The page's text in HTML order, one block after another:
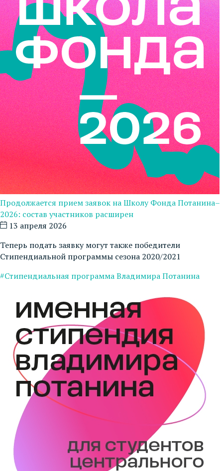
Продолжается прием заявок на Школу Фонда Потанина–
2026: состав участников расширен
13 апреля 2026
Теперь подать заявку могут также победители
Стипендиальной программы сезона 2020/2021
#Стипендиальная программа Владимира Потанина